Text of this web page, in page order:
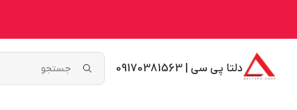
دلتا پی سی | 09170381563